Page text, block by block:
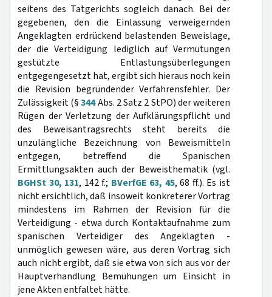
seitens des Tatgerichts sogleich danach. Bei der
gegebenen, den die Einlassung verweigernden
Angeklagten erdrückend belastenden Beweislage,
der die Verteidigung lediglich auf Vermutungen
gestützte Entlastungsüberlegungen
entgegengesetzt hat, ergibt sich hieraus noch kein
die Revision begründender Verfahrensfehler. Der
Zulässigkeit (§344Abs. 2 Satz 2 StPO) der weiteren
Rügen der Verletzung der Aufklärungspflicht und
des Beweisantragsrechts steht bereits die
unzulängliche Bezeichnung von Beweismitteln
entgegen, betreffend die Spanischen
Ermittlungsakten auch der Beweisthematik (vgl.
BGHSt 30, 131, 142 f.; BVerfGE 63, 45, 68 ff.). Es ist
nicht ersichtlich, daß insoweit konkreterer Vortrag
mindestens im Rahmen der Revision für die
Verteidigung - etwa durch Kontaktaufnahme zum
spanischen Verteidiger des Angeklagten -
unmöglich gewesen wäre, aus deren Vortrag sich
auch nicht ergibt, daß sie etwa von sich aus vor der
Hauptverhandlung Bemühungen um Einsicht in
jene Akten entfaltet hätte.